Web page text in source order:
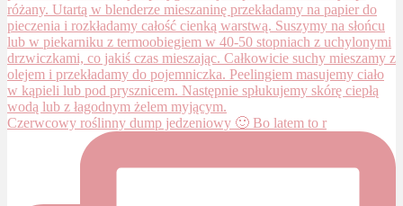
Czerwcowy roślinny dump jedzeniowy 🙂 Bo latem to r